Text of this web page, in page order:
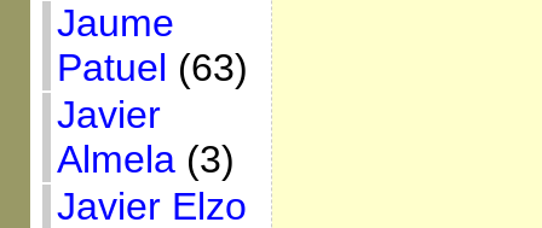
Jaume
Patuel (63)
Javier
Almela(3)
Javier Elzo